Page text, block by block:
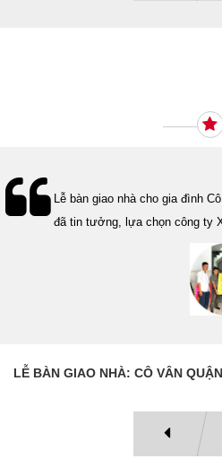
anh Tính
Xây Dựng
Thanh
Dựng Sao
HỢP ĐỒNG THI